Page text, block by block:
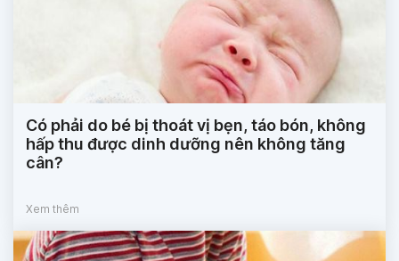
Có phải do bé bị thoát vị bẹn, táo bón, không
hấp thu được dinh dưỡng nên không tăng
cân?
Xem thêm